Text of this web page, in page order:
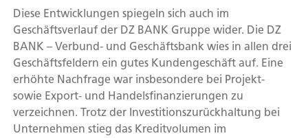
Diese Entwicklungen spiegeln sich auch im
Geschäftsverlauf der DZ BANK Gruppe wider. Die DZ
BANK – Verbund- und Geschäftsbank wies in allen drei
Geschäftsfeldern ein gutes Kundengeschäft auf. Eine
erhöhte Nachfrage war insbesondere bei Projekt-
sowie Export- und Handelsfinanzierungen zu
verzeichnen. Trotz der Investitionszurückhaltung bei
Unternehmen stieg das Kreditvolumen im